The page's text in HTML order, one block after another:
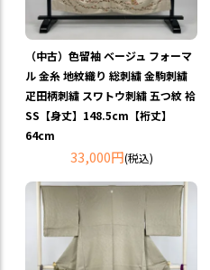
（中古）色留袖 ベージュ フォーマ
ル 金糸 地紋織り 総刺繍 金駒刺繍
疋田柄刺繍 スワトウ刺繍 五つ紋 袷
SS【身丈】148.5cm【裄丈】
64cm
33,000円(税込)